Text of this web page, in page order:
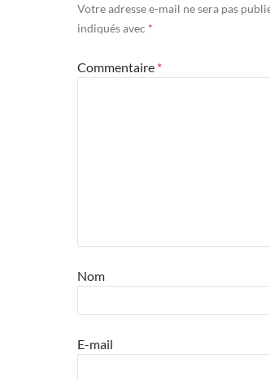
Votre adresse e-mail ne sera pas
indiqués avec *
Commentaire *
Nom
E-mail